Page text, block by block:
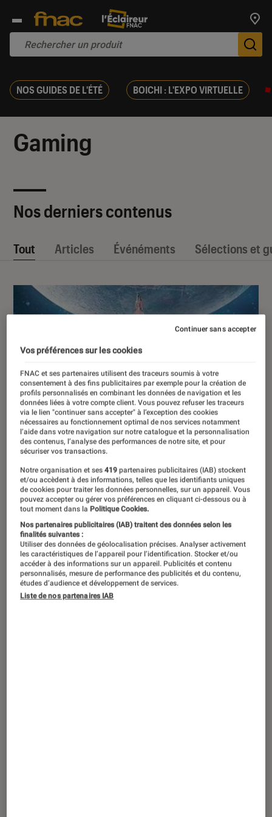
NOS GUIDES DE L'ÉTÉ BOICHI : L'EXPO VIRTUELLE
Gaming
Nos derniers contenus
Tout Articles Événéments Sélections et
Anno 2205 : à la conquête de l’espace
ARTICLE
Jeux vidéo • 24 sep. 2015
Vos préférences sur les cookies
FNAC et ses partenaires utilisent des traceurs soumis à votre
consentement à des fins publicitaires par exemple pour la création de
profils personnalisés en combinant les données de navigation et les
données liées à votre compte client. Vous pouvez refuser les traceurs
via le lien "continuer sans accepter" à l’exception des cookies
nécessaires au fonctionnement optimal de nos services notamment
l’aide dans votre navigation sur notre catalogue et la personnalisation
des contenus, l’analyse des performances de notre site, et pour
sécuriser vos transactions.
Notre organisation et ses419 partenaires publicitaires (IAB) stockent
et/ou accèdent à des informations, telles que les identifiants uniques
de cookies pour traiter les données personnelles, sur un appareil. Vous
pouvez accepter ou gérer vos préférences en cliquant ci-dessous ou à
tout moment dans la Politique Cookies.
Nos partenaires publicitaires (IAB) traitent des données selon les
finalités suivantes :
Utiliser des données de géolocalisation précises. Analyser activement
les caractéristiques de l’appareil pour l’identification. Stocker et/ou
accéder à des informations sur un appareil. Publicités et contenu
personnalisés, mesure de performance des publicités et du contenu,
études d’audience et développement de services.
Liste de nos partenaires IAB
Continuer sans accepter